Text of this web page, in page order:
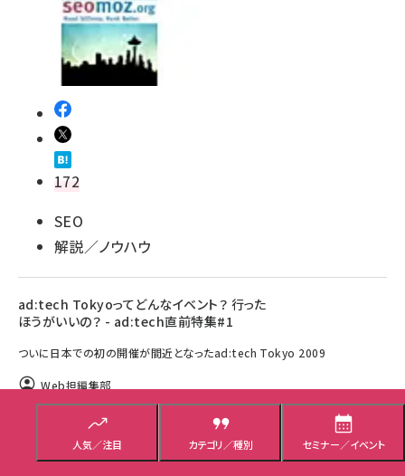
人気／注目 カテゴリ／種別 セミナー／イベント
172
SEO
解説／ノウハウ
ad:tech Tokyoってどんなイベント？ 行った
ほうがいいの？ - ad:tech直前特集#1
ついに日本での初の開催が間近となったad:tech Tokyo 2009
Web担編集部
2009年8月17日 12:00